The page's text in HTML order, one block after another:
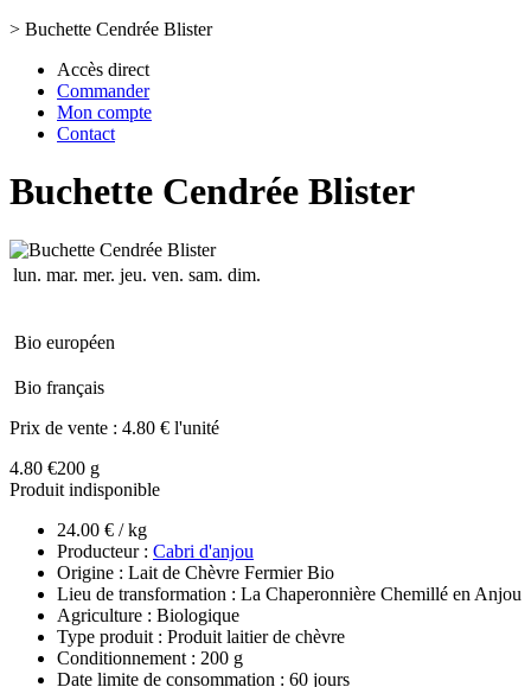
> Buchette Cendrée Blister
Accès direct
Commander
Mon compte
Contact
Buchette Cendrée Blister
lun. mar. mer. jeu. ven. sam. dim.
Bio européen
Bio français
Prix de vente : 4.80 € l'unité
4.80 €200 g
Produit indisponible
24.00 € / kg
Producteur : Cabri d'anjou
Origine : Lait de Chèvre Fermier Bio
Lieu de transformation : La Chaperonnière Chemillé en Anjou
Agriculture : Biologique
Type produit : Produit laitier de chèvre
Conditionnement : 200 g
Date limite de consommation : 60 jours